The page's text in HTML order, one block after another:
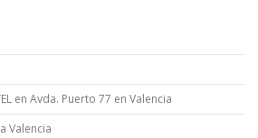
en Avda. Puerto 77 en Valencia
Valencia